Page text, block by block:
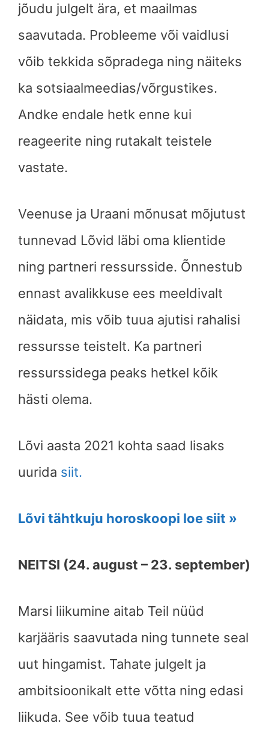
jõudu julgelt ära, et maailmas
saavutada. Probleeme või vaidlusi
võib tekkida sõpradega ning näiteks
ka sotsiaalmeedias/võrgustikes.
Andke endale hetk enne kui
reageerite ning rutakalt teistele
vastate.
Veenuse ja Uraani mõnusat mõjutust
tunnevad Lõvid läbi oma klientide
ning partneri ressursside. Õnnestub
ennast avalikkuse ees meeldivalt
näidata, mis võib tuua ajutisi rahalisi
ressursse teistelt. Ka partneri
ressurssidega peaks hetkel kõik
hästi olema.
Lõvi aasta 2021 kohta saad lisaks
uurida siit.
Lõvi tähtkuju horoskoopi loe siit »
NEITSI (24. august – 23. september)
Marsi liikumine aitab Teil nüüd
karjääris saavutada ning tunnete seal
uut hingamist. Tahate julgelt ja
ambitsioonikalt ette võtta ning edasi
liikuda. See võib tuua teatud